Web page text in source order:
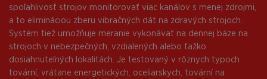
spoľahlivosť strojov monitorovať viac kanálov s menej zdrojmi,
a to elimináciou zberu vibračných dát na zdravých strojoch.
Systém tiež umožňuje meranie vykonávať na dennej báze na
strojoch v nebezpečných, vzdialených alebo ťažko
dosiahnuteľných lokalitách. Je testovaný v rôznych typoch
tovární, vrátane energetických, oceliarskych, tovární na